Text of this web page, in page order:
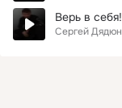
Верь в себя!
Сергей Дядюн